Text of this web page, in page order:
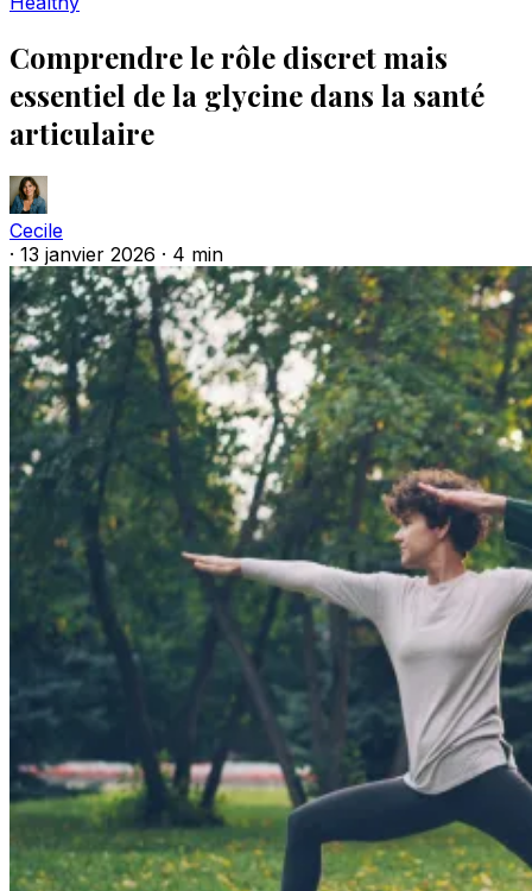
Comprendre le rôle discret mais
essentiel de la glycine dans la santé
articulaire
Cecile
· 13 janvier 2026 · 4 min